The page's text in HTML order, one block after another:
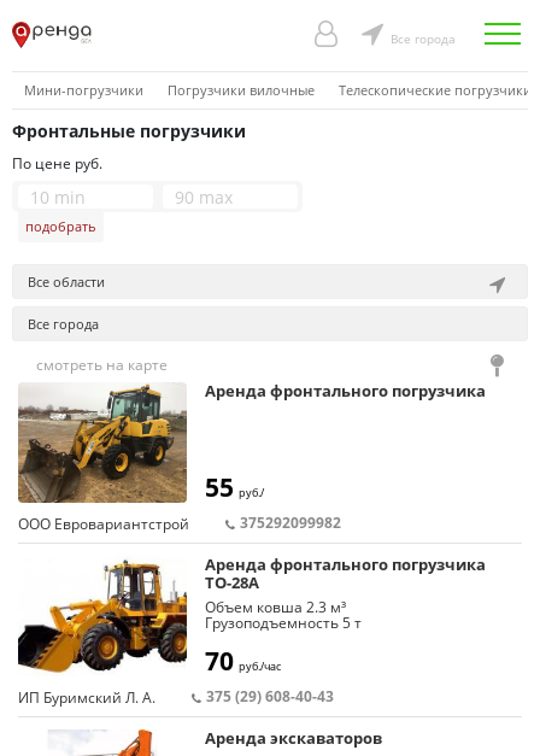
Все города
Мини-погрузчики Погрузчики вилочные Телескопические погрузчики
Фронтальные погрузчики
По цене руб.
подобрать
Все области
Все города
смотреть на карте
Аренда фронтального погрузчика
55 руб./
ООО Евровариантстрой 375292099982
Аренда фронтального погрузчика
ТО-28А
Объем ковша 2.3 м³
Грузоподъемность5 т
70 руб./час
ИП Буримский Л. А. 375 (29) 608-40-43
Аренда экскаваторов